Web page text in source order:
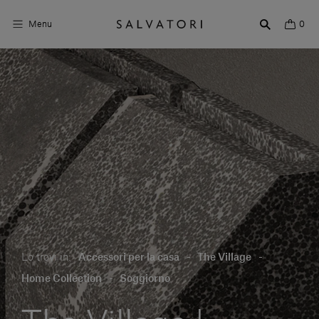
Menu 0
Superfici
Arredo bagno
Arredo casa
Ambienti
Shop the Look
Storie di Design
Chi siamo
Vieni a trovarci
Lo trovi in: Accessori per la casa - The Village -
Home Collection - Soggiorno